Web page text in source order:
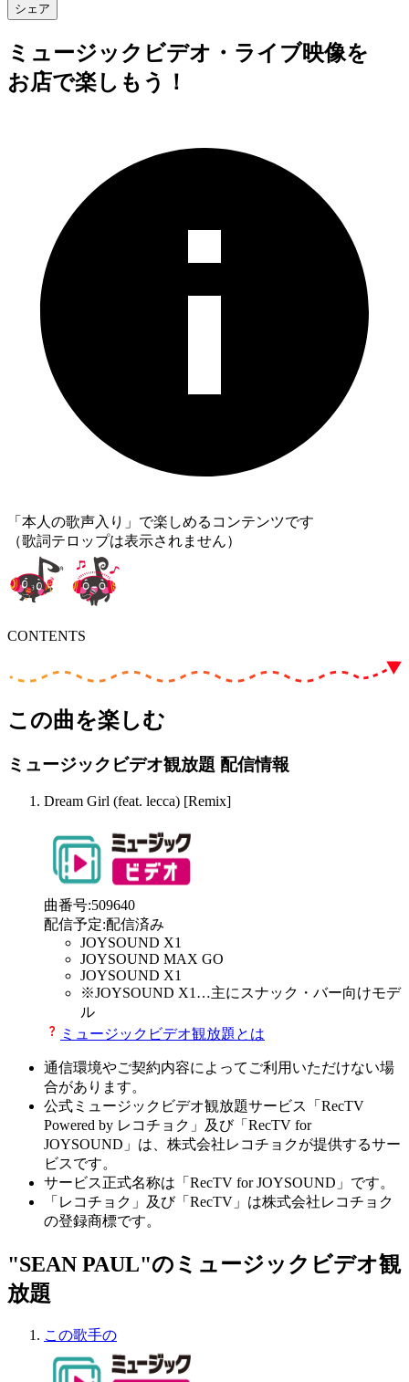
シェア
ミュージックビデオ・ライブ映像を
お店で楽しもう！
「本人の歌声入り」で楽しめるコンテンツです
（歌詞テロップは表示されません）
CONTENTS
この曲を楽しむ
ミュージックビデオ観放題 配信情報
Dream Girl (feat. lecca) [Remix]
曲番号:509640
配信予定:配信済み
JOYSOUND X1
JOYSOUND MAX GO
JOYSOUND X1
※JOYSOUND X1 …主にスナック・バー向けモデ
ル
ミュージックビデオ観放題とは
通信環境やご契約内容によってご利用いただけない場
合があります。
公式ミュージックビデオ観放題サービス「RecTV
Powered by レコチョク」及び「RecTV for
JOYSOUND」は、株式会社レコチョクが提供するサー
ビスです。
サービス正式名称は「RecTV for JOYSOUND」です。
「レコチョク」及び「RecTV」は株式会社レコチョク
の登録商標です。
"SEAN PAUL"のミュージックビデオ観
放題
この歌手の